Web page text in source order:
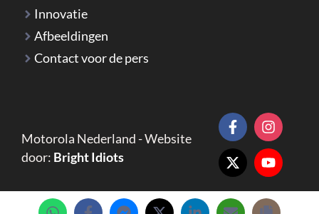
Innovatie
Afbeeldingen
Contact voor de pers
Motorola Nederland - Website
door: Bright Idiots